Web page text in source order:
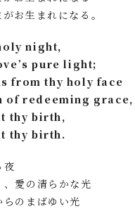
お生まれになる。
night,
pure light;
from thy holy face
of redeeming grace,
thy birth,
thy birth.
夜
愛の清らかな光
のまばゆい光